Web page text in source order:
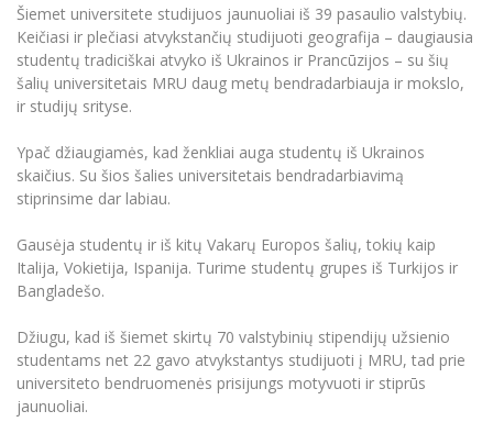
Šiemet universitete studijuos jaunuoliai iš 39 pasaulio valstybių.
Keičiasi ir plečiasi atvykstančių studijuoti geografija – daugiausia
studentų tradiciškai atvyko iš Ukrainos ir Prancūzijos – su šių
šalių universitetais MRU daug metų bendradarbiauja ir mokslo,
ir studijų srityse.
Ypač džiaugiamės, kad ženkliai auga studentų iš Ukrainos
skaičius. Su šios šalies universitetais bendradarbiavimą
stiprinsime dar labiau.
Gausėja studentų ir iš kitų Vakarų Europos šalių, tokių kaip
Italija, Vokietija, Ispanija. Turime studentų grupes iš Turkijos ir
Bangladešo.
Džiugu, kad iš šiemet skirtų 70 valstybinių stipendijų užsienio
studentams net 22 gavo atvykstantys studijuoti į MRU, tad prie
universiteto bendruomenės prisijungs motyvuoti ir stiprūs
jaunuoliai.